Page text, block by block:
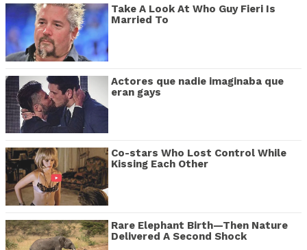
Take A Look At Who Guy Fieri Is
Married To
Actores que nadie imaginaba que
eran gays
Co-stars Who Lost Control While
Kissing Each Other
Rare Elephant Birth—Then Nature
Delivered A Second Shock